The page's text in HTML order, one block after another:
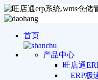
首页
产品中心
旺店通
ERP极